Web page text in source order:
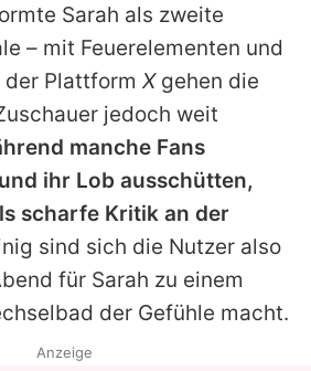
Sarah als zweite
– mit Feuerelementen und
der Plattform Xgehen die
jedoch weit
manche Fans
ihr Lob ausschütten,
scharfe Kritik an der
sind sich die Nutzer also
für Sarah zu einem
der Gefühle macht.
Anzeige